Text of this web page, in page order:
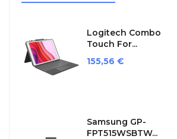
Logitech Combo
Touch For...
Preis
155,56 €
Samsung GP-
FPT515WSBTW...